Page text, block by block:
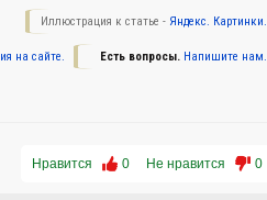
Иллюстрация к статье - Яндекс. Картинки.
Есть вопросы. Напишите нам.
на сайте.
Нравится 0 Не нравится 0